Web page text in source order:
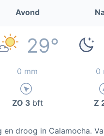
Avond
29°
0 mm 0
ZO 3 bft Z
droog in Calamocha.